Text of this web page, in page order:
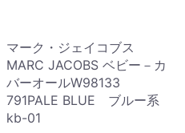
マーク・ジェイコブス
MARC JACOBS ベビー－カ
バーオールW98133
791PALE BLUE ブルー系
kb-01